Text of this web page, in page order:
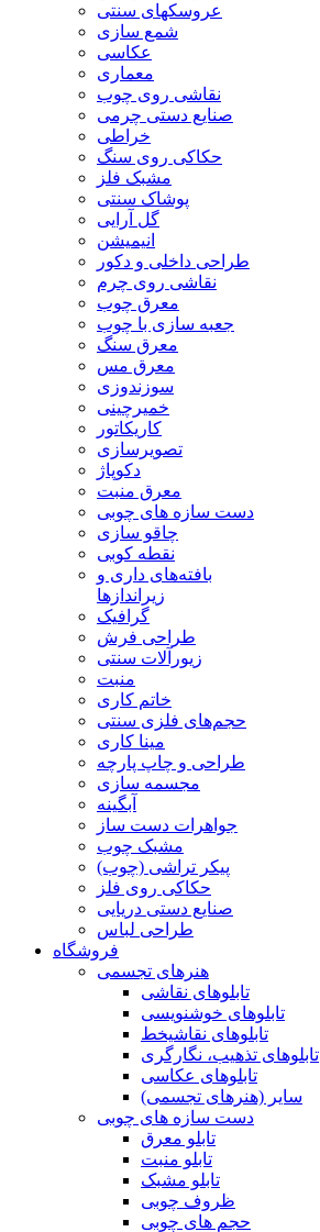
عروسکهای سنتی
شمع سازی
عکاسی
معماری
نقاشی روی چوب
صنایع دستی چرمی
خراطی
حکاکی روی سنگ
مشبک فلز
پوشاک سنتی
گل آرایی
انیمیشن
طراحی داخلی و دکور
نقاشی روی چرم
معرق چوب
جعبه سازی با چوب
معرق سنگ
معرق مس
سوزندوزی
خمیرچینی
کاریکاتور
تصویرسازی
دکوپاژ
معرق منبت
دست سازه های چوبی
چاقو سازی
نقطه کوبی
بافته‌های داری و
زیراندازها
گرافیک
طراحی فرش
زیورآلات سنتی
منبت
خاتم کاری
حجم‌های فلزی سنتی
مینا کاری
طراحی و چاپ پارچه
مجسمه سازی
آبگینه
جواهرات دست ساز
مشبک چوب
پیکر تراشی (چوب)
حکاکی روی فلز
صنایع دستی دریایی
طراحی لباس
فروشگاه
هنرهای تجسمی
تابلوهای نقاشی
تابلوهای خوشنویسی
تابلوهای نقاشیخط
تابلوهای تذهیب، نگارگری
تابلوهای عکاسی
سایر (هنرهای تجسمی)
دست سازه های چوبی
تابلو معرق
تابلو منبت
تابلو مشبک
ظروف چوبی
حجم های چوبی